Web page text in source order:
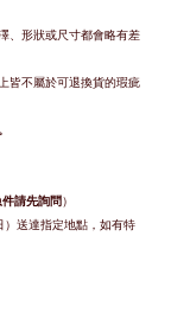
、形狀或尺寸都會略有差
皆不屬於可退換貨的瑕疵
請先詢問）
送達指定地點，如有特